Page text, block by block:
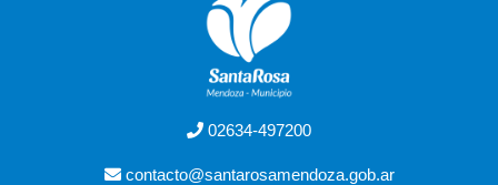
02634-497200
contacto@santarosamendoza.gob.ar